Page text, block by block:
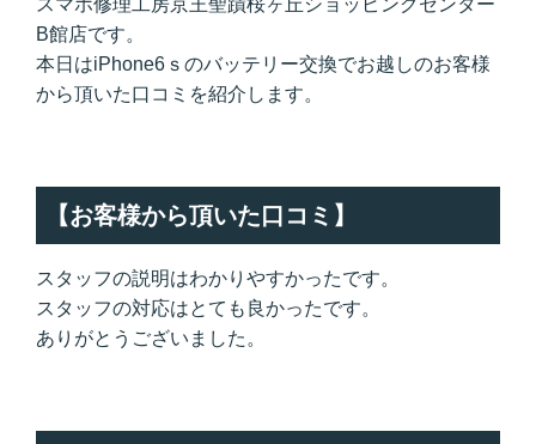
B館店です。
本日はiPhone6ｓのバッテリー交換でお越しのお客様
から頂いた口コミを紹介します。
【お客様から頂いた口コミ】
スタッフの説明はわかりやすかったです。
スタッフの対応はとても良かったです。
ありがとうございました。